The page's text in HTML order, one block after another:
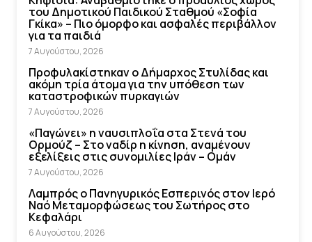
του Δημοτικού Παιδικού Σταθμού «Σοφία
Γκίκα» – Πιο όμορφο και ασφαλές περιβάλλον
για τα παιδιά
7 Αυγούστου, 2026
Προφυλακίστηκαν ο Δήμαρχος Στυλίδας και
ακόμη τρία άτομα για την υπόθεση των
καταστροφικών πυρκαγιών
7 Αυγούστου, 2026
«Παγώνει» η ναυσιπλοΐα στα Στενά του
Ορμούζ – Στο ναδίρ η κίνηση, αναμένουν
εξελίξεις στις συνομιλίες Ιράν – Ομάν
7 Αυγούστου, 2026
Λαμπρός ο Πανηγυρικός Εσπερινός στον Ιερό
Ναό Μεταμορφώσεως του Σωτήρος στο
Κεφαλάρι
6 Αυγούστου, 2026